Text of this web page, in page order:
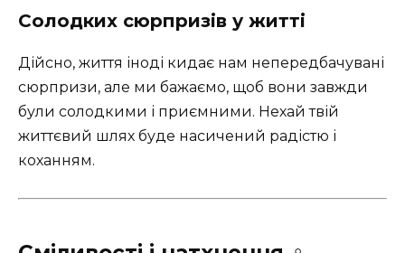
Солодких сюрпризів у житті
Дійсно, життя іноді кидає нам непередбачувані
сюрпризи, але ми бажаємо, щоб вони завжди
були солодкими і приємними. Нехай твій
життєвий шлях буде насичений радістю і
коханням.